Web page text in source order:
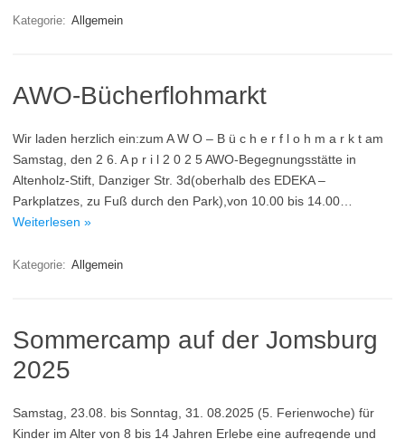
Kategorie: Allgemein
AWO-Bücherflohmarkt
Wir laden herzlich ein:zum A W O – B ü c h e r f l o h m a r k t am
Samstag, den 2 6. A p r i l 2 0 2 5 AWO-Begegnungsstätte in
Altenholz-Stift, Danziger Str. 3d(oberhalb des EDEKA –
Parkplatzes, zu Fuß durch den Park),von 10.00 bis 14.00…
Weiterlesen »
Kategorie: Allgemein
Sommercamp auf der Jomsburg
2025
Samstag, 23.08. bis Sonntag, 31. 08.2025 (5. Ferienwoche) für
Kinder im Alter von 8 bis 14 Jahren Erlebe eine aufregende und